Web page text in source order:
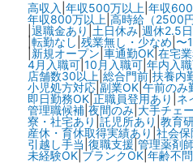
高収入 年収500万以上 年収
年収800万以上 高時給（2500
退職金あり 土日休み| 週休2.5日
|転勤なし 残業無し・少なめ 〜
|新規オープン 車通勤OK|在宅
4月入職可| 10月入職可| 年内入
店舗数30以上 総合門前| 扶養内
小児処方対応| 副業OK| 午前のみ
即日勤務OK| 正職員登用あり ネ
管理職候補| 夜間のみ| 大手チェ
寮・社宅あり 託児所あり 教育
産休・育休取得実績あり 社会
引越し手当 復職支援 |管理薬剤
未経験OK| ブランクOK| 年齢不問